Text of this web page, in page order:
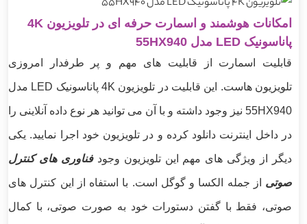
امکانات هوشمند و اسمارت حرفه ای در تلویزیون 4K
پاناسونیک LED مدل 55HX940
قابلیت اسمارت از قابلیت های مهم و پر طرفدار امروزی
تلویزیون هاست. این قابلیت در تلویزیون 4K پاناسونیک LED مدل
55HX940 نیز وجود داشته و با آن می توانید هر نوع داده آنلاینی را
در داخل اینترنت دانلود کرده و در تلویزیون خود اجرا نمایید. یکی
دیگر از ویژگی های مهم این تلویزیون وجود فناوری های کنترل
صوتیاز جمله الکسا و گوگل است. با استفاه از این کنترل های
صوتی، فقط با گفتن دستورات خود به صورت صوتی، با کمال